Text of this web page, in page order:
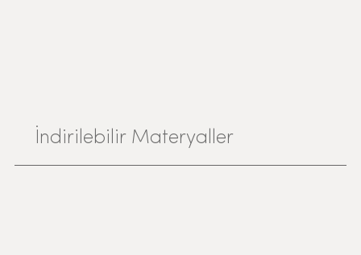
İndirilebilir Materyaller